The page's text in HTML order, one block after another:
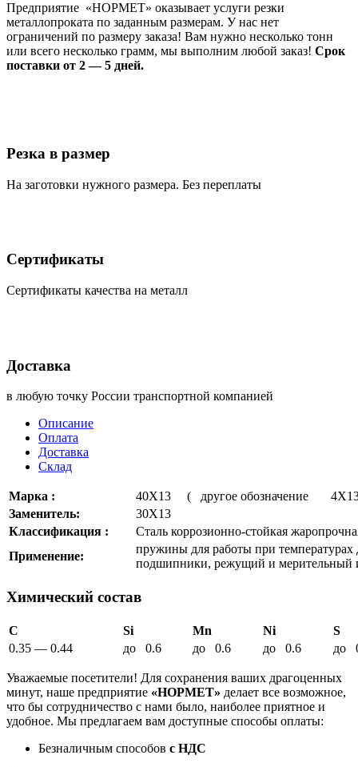
Предприятие «НОРМЕТ» оказывает услуги резки
металлопроката по заданным размерам. У нас нет
ограничений по размеру заказа! Вам нужно несколько тонн
или всего несколько грамм, мы выполним любой заказ! Срок
поставки от 2 — 5 дней.
Резка в размер
На заготовки нужного размера. Без переплаты
Сертификаты
Сертификаты качества на металл
Доставка
в любую точку России транспортной компанией
Описание
Оплата
Доставка
Склад
Марка :
40Х13 ( другое обозначение
Заменитель:
30Х13
Классификация :
Сталь коррозионно-стойкая
Применение:
пружины для работы при
подшипники, режущий и мерительный
Химический состав
C Si Mn Ni
S
0.35 — 0.44
до 0.6 до 0.6 до 0.6 до
Уважаемые посетители! Для сохранения ваших драгоценных
минут, наше предприятие «НОРМЕТ» делает все возможное,
что бы сотрудничество с нами было, наиболее приятное и
удобное. Мы предлагаем вам доступные способы оплаты:
Безналичным способов с НДС